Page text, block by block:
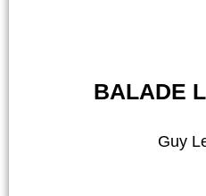
BALADE
Guy